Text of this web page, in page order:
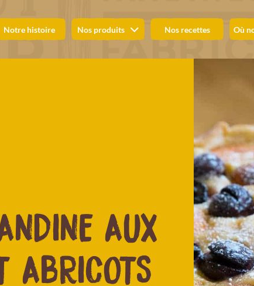
Notre histoire Nos produits Nos recettes Où
AUX
ABRICOTS